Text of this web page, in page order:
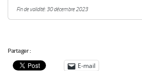
Fin de validité: 30 décembre 2023
Partager :
E-mail